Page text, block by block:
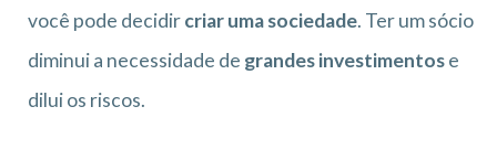
você pode decidircriar uma sociedade. Ter um sócio
diminui a necessidade de grandes investimentose
dilui os riscos.